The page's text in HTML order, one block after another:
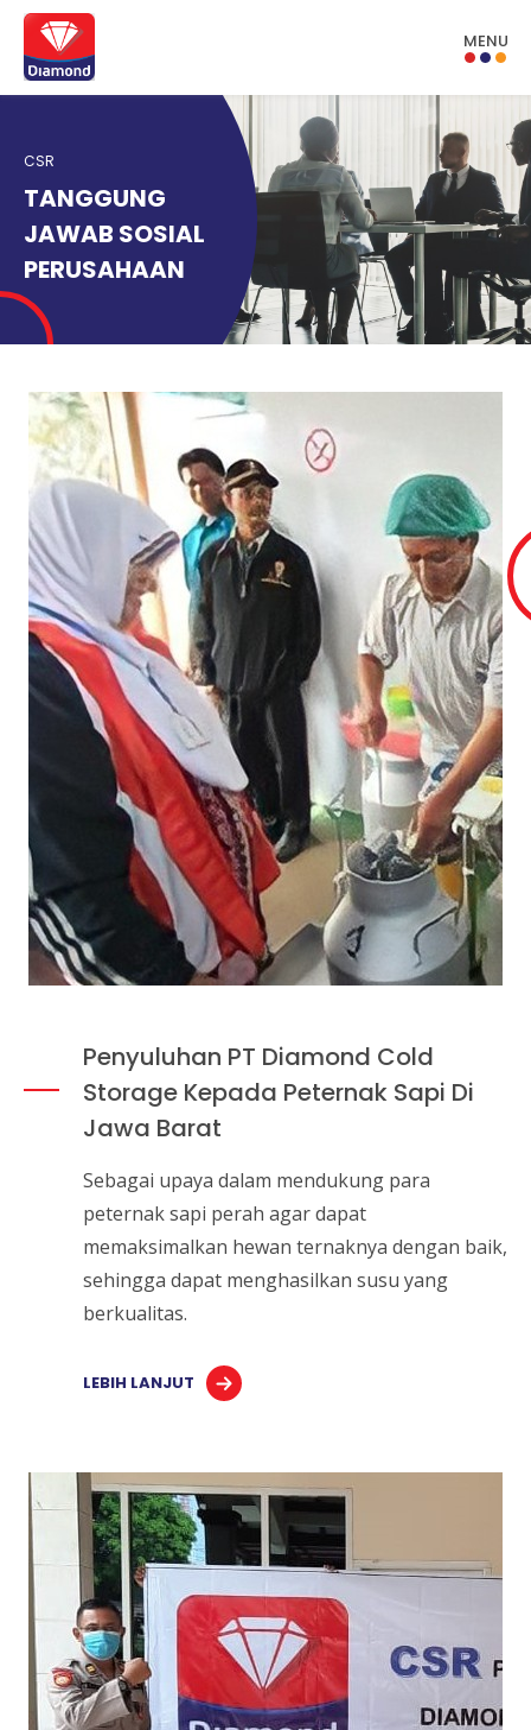
MENU
CSR
TANGGUNG
JAWAB SOSIAL
PERUSAHAAN
Penyuluhan PT Diamond Cold
Storage Kepada Peternak Sapi Di
Jawa Barat
Sebagai upaya dalam mendukung para
peternak sapi perah agar dapat
memaksimalkan hewan ternaknya dengan baik,
sehingga dapat menghasilkan susu yang
berkualitas.
LEBIH LANJUT